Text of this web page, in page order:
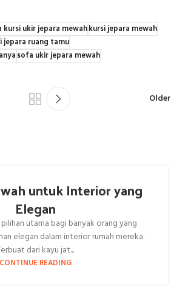
kursi ukir jepara mewahkursi jepara mewah
jepara ruang tamu
sofa ukir jepara mewah
Older
untuk Interior yang
Elegan
utama bagi banyak orang yang
elegan dalam interior rumah mereka.
dari kayu jat...
CONTINUE READING